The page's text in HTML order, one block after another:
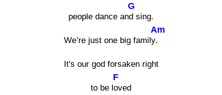
people dance an
G
d sing.
We’re just one big family
Am
.
It's our god forsaken right
to be l
F
oved